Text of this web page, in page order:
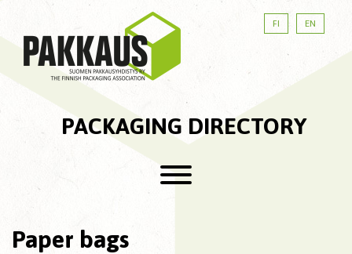
FI EN
PACKAGING DIRECTORY
Paper bags